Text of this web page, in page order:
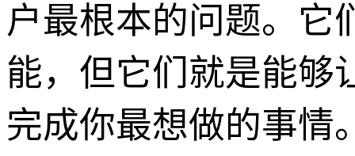
户最根本的问题。它
能，但它们就是能够
完成你最想做的事情